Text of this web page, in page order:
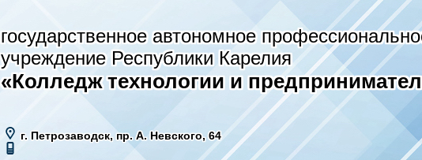
государственное автономное
учреждение Республики Карелия
«Колледж технологии и
г. Петрозаводск, пр. А. Невского, 64